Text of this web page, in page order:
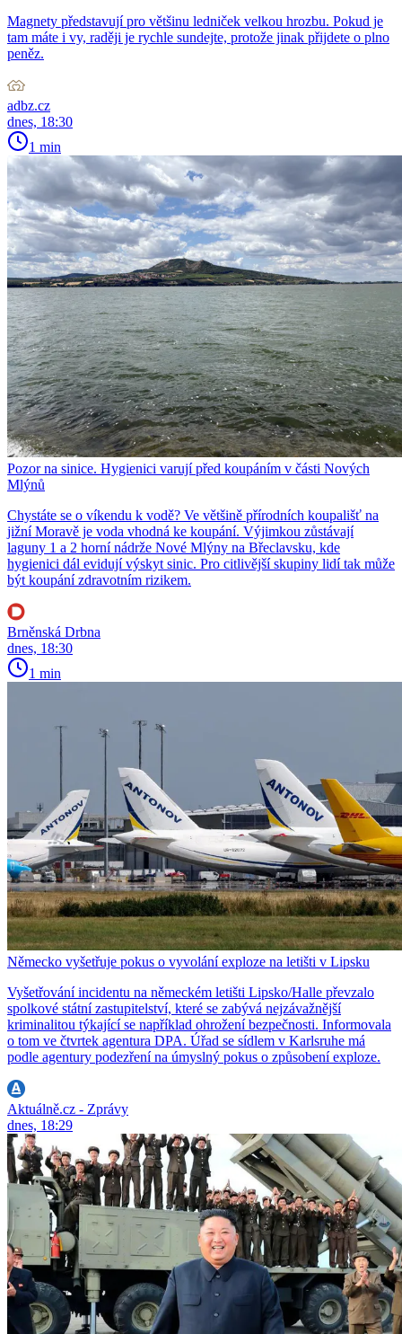
Magnety představují pro většinu ledniček velkou hrozbu. Pokud je
tam máte i vy, raději je rychle sundejte, protože jinak přijdete o plno
peněz.
adbz.cz
dnes, 18:30
1 min
Pozor na sinice. Hygienici varují před koupáním v části Nových
Mlýnů
Chystáte se o víkendu k vodě? Ve většině přírodních koupališť na
jižní Moravě je voda vhodná ke koupání. Výjimkou zůstávají
laguny 1 a 2 horní nádrže Nové Mlýny na Břeclavsku, kde
hygienici dál evidují výskyt sinic. Pro citlivější skupiny lidí tak může
být koupání zdravotním rizikem.
Brněnská Drbna
dnes, 18:30
1 min
Německo vyšetřuje pokus o vyvolání exploze na letišti v Lipsku
Vyšetřování incidentu na německém letišti Lipsko/Halle převzalo
spolkové státní zastupitelství, které se zabývá nejzávažnější
kriminalitou týkající se například ohrožení bezpečnosti. Informovala
o tom ve čtvrtek agentura DPA. Úřad se sídlem v Karlsruhe má
podle agentury podezření na úmyslný pokus o způsobení exploze.
Aktuálně.cz - Zprávy
dnes, 18:29